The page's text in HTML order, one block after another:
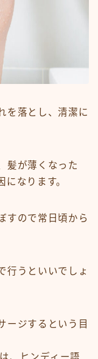
を落とし、清潔に
髪が薄くなった
なります。
すので常日頃から
行うといいでしょ
ージするという目